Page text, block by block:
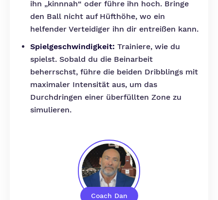
Coach Dan
ihn „kinnnah“ oder führe ihn hoch. Bringe
den Ball nicht auf Hüfthöhe, wo ein
helfender Verteidiger ihn dir entreißen kann.
Spielgeschwindigkeit: Trainiere, wie du
spielst. Sobald du die Beinarbeit
beherrschst, führe die beiden Dribblings mit
maximaler Intensität aus, um das
Durchdringen einer überfüllten Zone zu
simulieren.